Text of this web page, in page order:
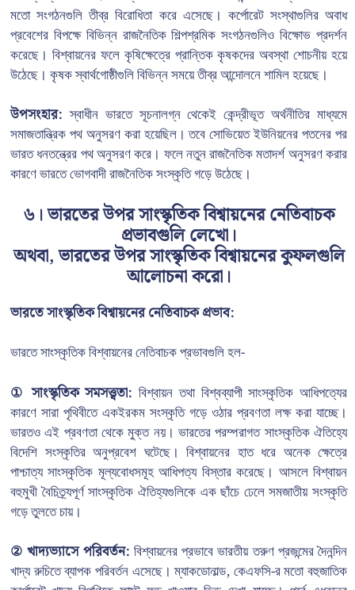
মতো সংগঠনগুলি তীব্র বিরোধিতা করে এসেছে। কর্পোরেট সংস্থাগুলির অবাধ
প্রবেশের বিপক্ষে বিভিন্ন রাজনৈতিক শিল্পশ্রমিক সংগঠনগুলিও বিক্ষোভ প্রদর্শন
করেছে। বিশ্বায়নের ফলে কৃষিক্ষেত্রে প্রান্তিক কৃষকদের অবস্থা শোচনীয় হয়ে
উঠেছে। কৃষক স্বার্থগোষ্ঠীগুলি বিভিন্ন সময়ে তীব্র আন্দোলনে শামিল হয়েছে।
উপসংহার: স্বাধীন ভারতে সূচনালগ্ন থেকেই কেন্দ্রীভূত অর্থনীতির মাধ্যমে
সমাজতান্ত্রিক পথ অনুসরণ করা হয়েছিল। তবে সোভিয়েত ইউনিয়নের পতনের পর
ভারত ধনতন্ত্রের পথ অনুসরণ করে। ফলে নতুন রাজনৈতিক মতাদর্শ অনুসরণ করার
কারণে ভারতে ভোগবাদী রাজনৈতিক সংস্কৃতি গড়ে উঠেছে।
৬। ভারতের উপর সাংস্কৃতিক বিশ্বায়নের নেতিবাচক
প্রভাবগুলি লেখো।
অথবা, ভারতের উপর সাংস্কৃতিক বিশ্বায়নের কুফলগুলি
আলোচনা করো।
ভারতে সাংস্কৃতিক বিশ্বায়নের নেতিবাচক প্রভাব:
ভারতে সাংস্কৃতিক বিশ্বায়নের নেতিবাচক প্রভাবগুলি হল-
① সাংস্কৃতিক সমসত্ত্বতা: বিশ্বায়ন তথা বিশ্বব্যাপী সাংস্কৃতিক আধিপত্যের
কারণে সারা পৃথিবীতে একইরকম সংস্কৃতি গড়ে ওঠার প্রবণতা লক্ষ করা যাচ্ছে।
ভারতও এই প্রবণতা থেকে মুক্ত নয়। ভারতের পরম্পরাগত সাংস্কৃতিক ঐতিহ্যে
বিদেশি সংস্কৃতির অনুপ্রবেশ ঘটেছে। বিশ্বায়নের হাত ধরে অনেক ক্ষেত্রে
পাশ্চাত্য সাংস্কৃতিক মূল্যবোধসমূহ আধিপত্য বিস্তার করেছে। আসলে বিশ্বায়ন
বহুমুখী বৈচিত্র্যপূর্ণ সাংস্কৃতিক ঐতিহ্যগুলিকে এক ছাঁচে ঢেলে সমজাতীয় সংস্কৃতি
গড়ে তুলতে চায়।
② খাদ্যভ্যাসে পরিবর্তন: বিশ্বায়নের প্রভাবে ভারতীয় তরুণ প্রজন্মের দৈনন্দিন
খাদ্য রুচিতে ব্যাপক পরিবর্তন এসেছে। ম্যাকডোনাল্ড, কেএফসি-র মতো বহুজাতিক